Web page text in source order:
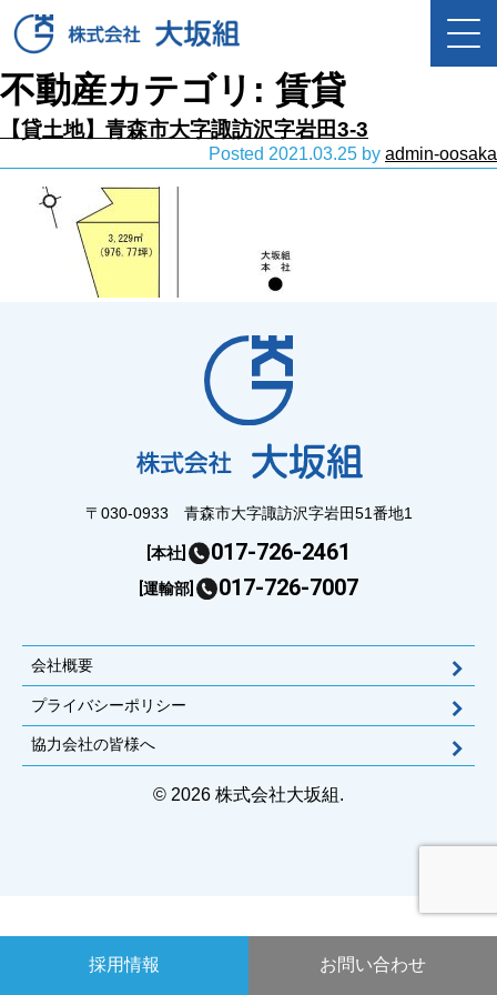
採用情報 お問い合わせ
不動産カテゴリ: 賃貸
【貸土地】青森市大字諏訪沢字岩田3-3
Posted 2021.03.25 by admin-oosaka
〒030-0933 青森市大字諏訪沢字岩田51番地1
[本社] 017-726-2461
[運輸部] 017-726-7007
会社概要
プライバシーポリシー
協力会社の皆様へ
© 2026 株式会社大坂組.